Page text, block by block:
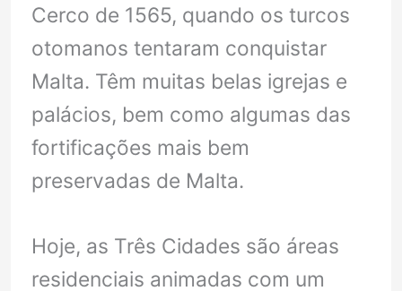
Cerco de 1565, quando os turcos
otomanos tentaram conquistar
Malta. Têm muitas belas igrejas e
palácios, bem como algumas das
fortificações mais bem
preservadas de Malta.
Hoje, as Três Cidades são áreas
residenciais animadas com um